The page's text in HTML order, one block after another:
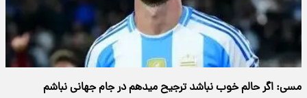
مسی: اگر حالم خوب نباشد ترجیح میدهم در جام جهانی نباشم